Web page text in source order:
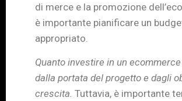
di merce e la promozione
è importante pianificare un
appropriato.
Quanto investire in un
dalla portata del progetto e dagli
crescita. Tuttavia, è importante